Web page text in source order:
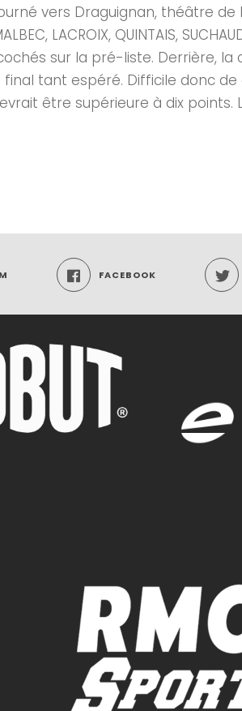
vers Draguignan, théâtre de La
LACROIX, QUINTAIS,
cochés sur la pré-liste. Derrière,
tant espéré. Difficile donc
être supérieure à dix points.
FACEBOOK